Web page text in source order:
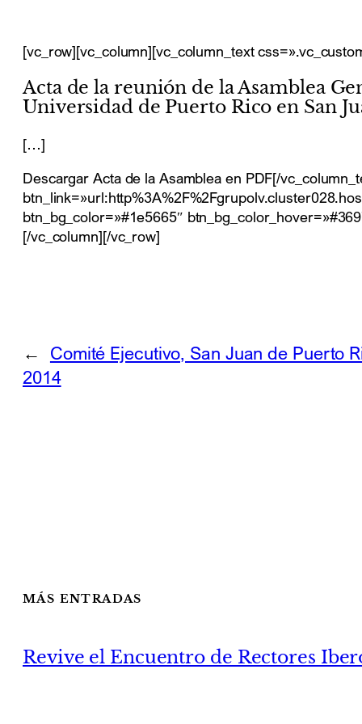
[vc_row][vc_column][vc_column_text
Acta de la reunión de la Asamblea
Universidad de Puerto Rico en San
[…]
Descargar Acta de la Asamblea en PDF[/
btn_bg_color=»#1e5665″
[/vc_column][/vc_row]
←
Comité Ejecutivo, San Juan de Puerto
2014
MÁS ENTRADAS
Revive el Encuentro de Rectores